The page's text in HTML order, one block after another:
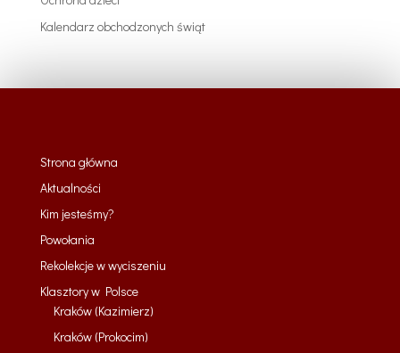
Kalendarz obchodzonych świąt
Strona główna
Aktualności
Kim jesteśmy?
Powołania
Rekolekcje w wyciszeniu
Klasztory w Polsce
Kraków (Kazimierz)
Kraków (Prokocim)